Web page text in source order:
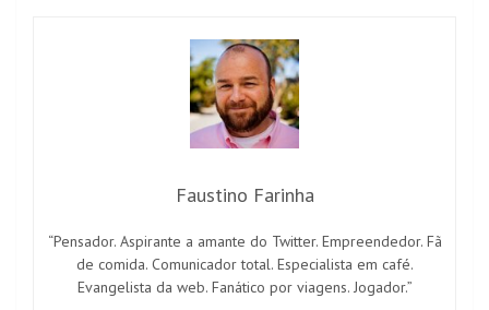
Faustino Farinha
“Pensador. Aspirante a amante do Twitter. Empreendedor. Fã
de comida. Comunicador total. Especialista em café.
Evangelista da web. Fanático por viagens. Jogador.”